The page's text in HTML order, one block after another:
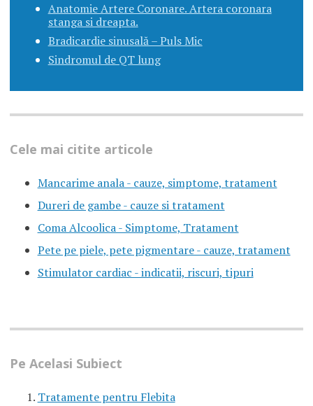
Anatomie Artere Coronare. Artera coronara
stanga si dreapta.
Bradicardie sinusală – Puls Mic
Sindromul de QT lung
Cele mai citite articole
Mancarime anala - cauze, simptome, tratament
Dureri de gambe - cauze si tratament
Coma Alcoolica - Simptome, Tratament
Pete pe piele, pete pigmentare - cauze, tratament
Stimulator cardiac - indicatii, riscuri, tipuri
Pe Acelasi Subiect
Tratamente pentru Flebita